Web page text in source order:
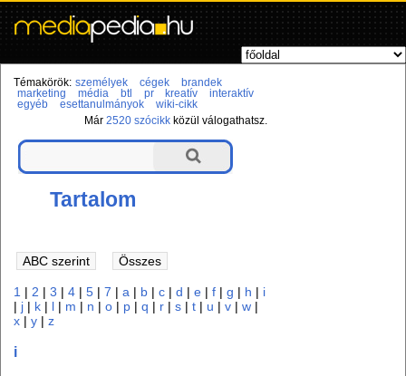
Témakörök: személyek cégek
brandek
marketing
média btl pr kreatív
interaktív
egyéb
esettanulmányok
wiki-cikk
Már2520 szócikk közül válogathatsz.
Tartalom
1 | 2 |3 |4 |5 |7 |a | b |c |d |e |f |g | h | i
| j | k | l | m | n |o | p |q | r |s |t | u |v |w |
x |y |z
i